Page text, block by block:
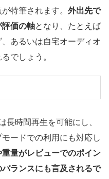
特筆されます。 外出先で
評価の軸となり、たとえば
あるいは自宅オーディオ
でしょう。
長時間再生を可能にし、
ードでの利用にも対応し
量がレビューでのポイン
バランスにも言及されるで